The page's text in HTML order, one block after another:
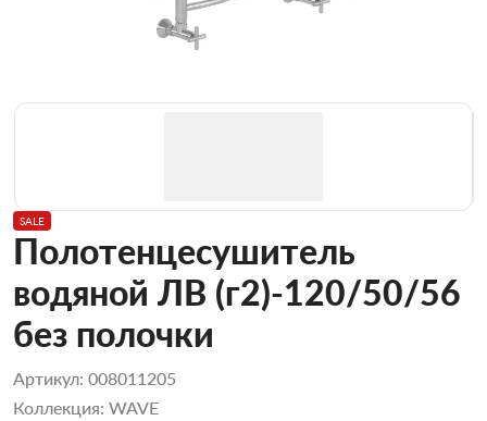
SALE
Полотенцесушитель
водяной ЛВ (г2)-120/50/56
без полочки
Артикул: 008011205
Коллекция: WAVE